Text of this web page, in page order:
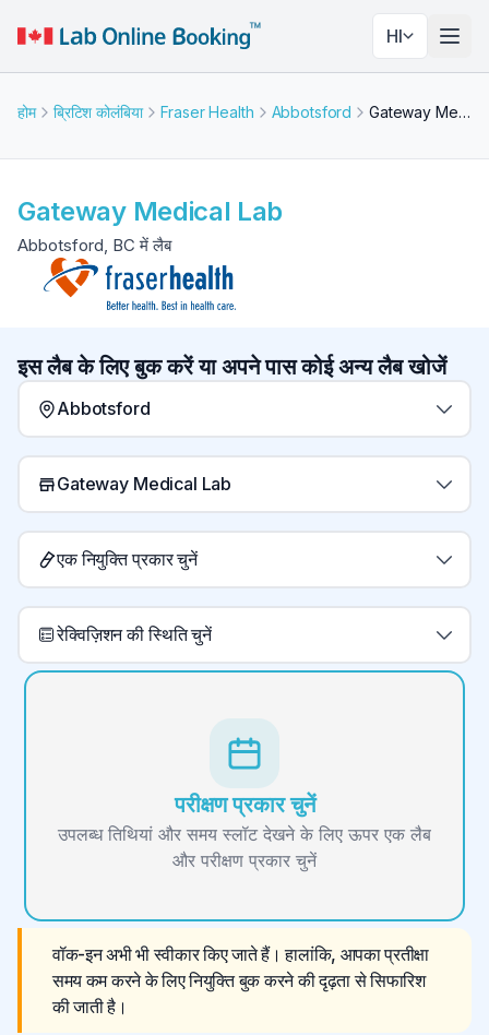
HI
होम ब्रिटिश कोलंबिया Fraser Health Abbotsford Gateway Medical Lab
Gateway Medical Lab
Abbotsford, BC में लैब
इस लैब के लिए बुक करें या अपने पास कोई अन्य लैब खोजें
Abbotsford
Gateway Medical Lab
एक नियुक्ति प्रकार चुनें
रेक्विज़िशन की स्थिति चुनें
परीक्षण प्रकार चुनें
उपलब्ध तिथियां और समय स्लॉट देखने के लिए ऊपर एक लैब
और परीक्षण प्रकार चुनें
वॉक-इन अभी भी स्वीकार किए जाते हैं। हालांकि, आपका प्रतीक्षा
समय कम करने के लिए नियुक्ति बुक करने की दृढ़ता से सिफारिश
की जाती है।